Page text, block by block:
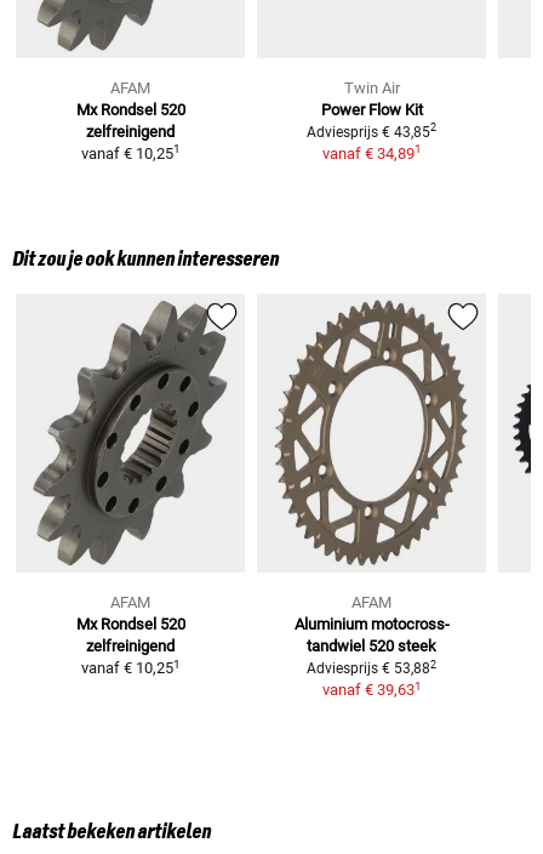
AFAM
Mx Rondsel 520
zelfreinigend
vanaf € 10,251
Twin Air
Power Flow Kit
Adviesprijs € 43,852
vanaf € 34,891
Dit zou je ook kunnen interesseren
AFAM
Mx Rondsel 520
zelfreinigend
vanaf € 10,251
AFAM
Aluminium motocross-
tandwiel 520 steek
Adviesprijs € 53,882
vanaf € 39,631
Laatst bekeken artikelen